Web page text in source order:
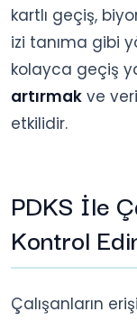
kartlı geçiş,
izi tanıma gibi
kolayca geçiş
artırmak ve
etkilidir.
PDKS İle
Kontrol
Çalışanların